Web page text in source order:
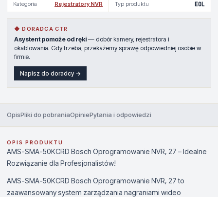
Kategoria Rejestratory NVR Typ produktu EOL
◆ DORADCA CTR
Asystent pomoże od ręki — dobór kamery, rejestratora i
okablowania. Gdy trzeba, przekażemy sprawę odpowiedniej osobie w
firmie.
Napisz do doradcy →
OpisPliki do pobraniaOpiniePytania i odpowiedzi
OPIS PRODUKTU
AMS-SMA-50KCRD Bosch Oprogramowanie NVR, 27 – Idealne
Rozwiązanie dla Profesjonalistów!
AMS-SMA-50KCRD Bosch Oprogramowanie NVR, 27 to
zaawansowany system zarządzania nagraniami wideo